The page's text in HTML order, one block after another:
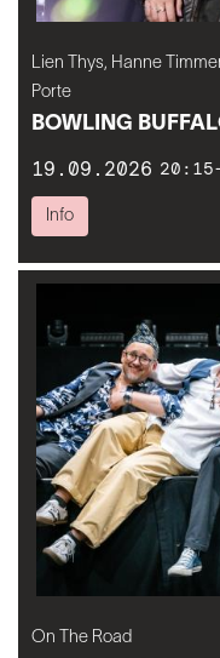
Lien Thys, Hanne
Porte
BOWLING
19.09.2026
Info
On The Road